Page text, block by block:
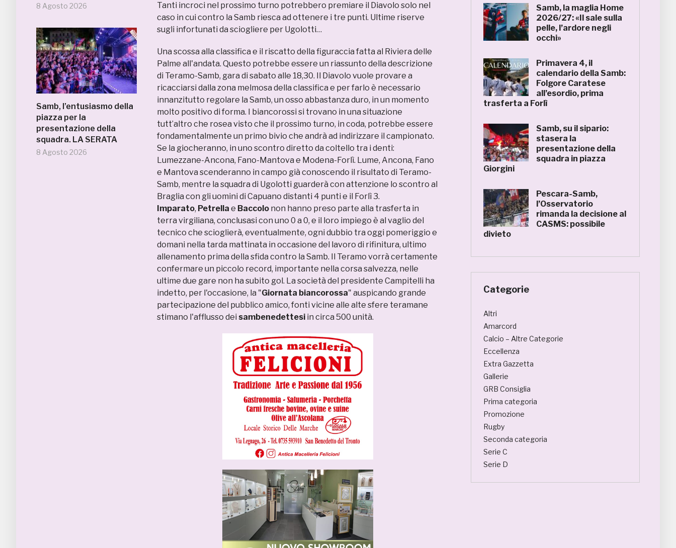
8 Agosto 2026
Samb, l’entusiasmo della
piazza per la
presentazione della
squadra. LA SERATA
8 Agosto 2026
Tanti incroci nel prossimo turno potrebbero premiare il Diavolo solo nel
caso in cui contro la Samb riesca ad ottenere i tre punti. Ultime riserve
sugli infortunati da sciogliere per Ugolotti…
Una scossa alla classifica e il riscatto della figuraccia fatta al Riviera delle
Palme all'andata. Questo potrebbe essere un riassunto della descrizione
di Teramo-Samb, gara di sabato alle 18,30. Il Diavolo vuole provare a
ricacciarsi dalla zona melmosa della classifica e per farlo è necessario
innanzitutto regolare la Samb, un osso abbastanza duro, in un momento
molto positivo di forma. I biancorossi si trovano in una situazione
tutt’altro che rosea visto che il prossimo turno, in coda, potrebbe essere
fondamentalmente un primo bivio che andrà ad indirizzare il campionato.
Se la giocheranno, in uno scontro diretto da coltello tra i denti:
Lumezzane-Ancona, Fano-Mantova e Modena-Forlì. Lume, Ancona, Fano
e Mantova scenderanno in campo già conoscendo il risultato di Teramo-
Samb, mentre la squadra di Ugolotti guarderà con attenzione lo scontro al
Braglia con gli uomini di Capuano distanti 4 punti e il Forlì 3.
Imparato, Petrella e Baccolo non hanno preso parte alla trasferta in
terra virgiliana, conclusasi con uno 0 a 0, e il loro impiego è al vaglio del
tecnico che scioglierà, eventualmente, ogni dubbio tra oggi pomeriggio e
domani nella tarda mattinata in occasione del lavoro di rifinitura, ultimo
allenamento prima della sfida contro la Samb. Il Teramo vorrà certamente
confermare un piccolo record, importante nella corsa salvezza, nelle
ultime due gare non ha subito gol. La società del presidente Campitelli ha
indetto, per l'occasione, la "Giornata biancorossa" auspicando grande
partecipazione del pubblico amico, fonti vicine alle alte sfere teramane
stimano l'afflusso dei sambenedettesi in circa 500 unità.
Samb, la maglia Home
2026/27: «Il sale sulla
pelle, l’ardore negli
occhi»
Primavera 4, il
calendario della Samb:
Folgore Caratese
all’esordio, prima
trasferta a Forlì
Samb, su il sipario:
stasera la
presentazione della
squadra in piazza
Giorgini
Pescara-Samb,
l’Osservatorio
rimanda la decisione al
CASMS: possibile
divieto
Categorie
Altri
Amarcord
Calcio – Altre Categorie
Eccellenza
Extra Gazzetta
Gallerie
GRB Consiglia
Prima categoria
Promozione
Rugby
Seconda categoria
Serie C
Serie D